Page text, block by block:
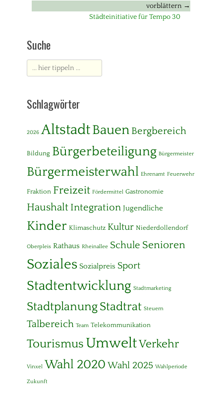
vorblättern →
Städteinitiative für Tempo 30
Suche
Suche
nach:
Schlagwörter
2026 AltstadtBauen Bergbereich
Bildung Bürgerbeteiligung Bürgermeister
Bürgermeisterwahl Ehrenamt Feuerwehr
Fraktion Freizeit Fördermittel Gastronomie
Haushalt Integration Jugendliche
Kinder Klimaschutz Kultur Niederdollendorf
Oberpleis Rathaus Rheinallee Schule Senioren
Soziales Sozialpreis Sport
Stadtentwicklung Stadtmarketing
StadtplanungStadtrat Steuern
Talbereich Team Telekommunikation
TourismusUmweltVerkehr
Vinxel Wahl 2020 Wahl 2025 Wahlperiode
Zukunft